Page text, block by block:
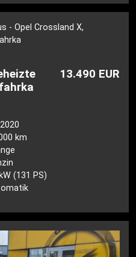
13.490 EUR
km
(131 PS)